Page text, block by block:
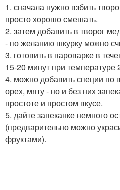
1. сначала нужно взбить
просто хорошо смешать.
2. затем добавить в творог
- по желанию шкурку можно
3. готовить в пароварке в
15-20 минут при температуре
4. можно добавить специи по
орех, мяту - но и без них
простоте и простом вкусе.
5. дайте запеканке немного
(предварительно можно
фруктами).